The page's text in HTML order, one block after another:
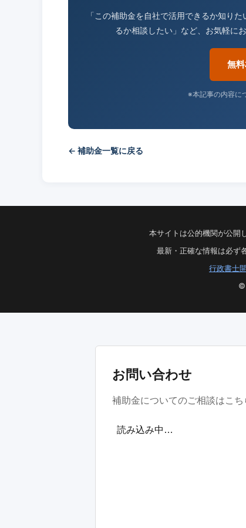
「この補助金を自社で活用できるか知り
るか相談したい」など、お気軽に
無
※本記事の内容に
← 補助金一覧に戻る
本サイトは公的機関が公開
最新・正確な情報は必ず
行政書士
©
お問い合わせ
補助金についてのご相談はこち